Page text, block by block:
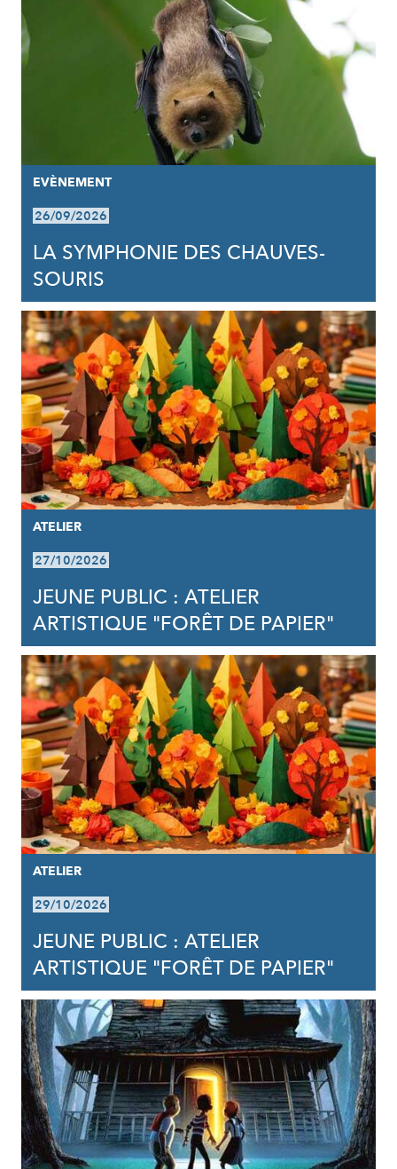
EVÈNEMENT
26/09/2026
LA SYMPHONIE DES CHAUVES-
SOURIS
ATELIER
27/10/2026
JEUNE PUBLIC : ATELIER
ARTISTIQUE "FORÊT DE PAPIER"
ATELIER
29/10/2026
JEUNE PUBLIC : ATELIER
ARTISTIQUE "FORÊT DE PAPIER"